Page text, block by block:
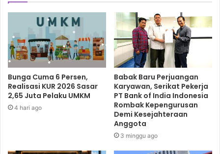
Bunga Cuma 6 Persen,
Realisasi KUR 2026 Sasar
2,65 Juta Pelaku UMKM
4 hari ago
Babak Baru Perjuangan
Karyawan, Serikat Pekerja
PT Bank of India Indonesia
Rombak Kepengurusan
Demi Kesejahteraan
Anggota
3 minggu ago